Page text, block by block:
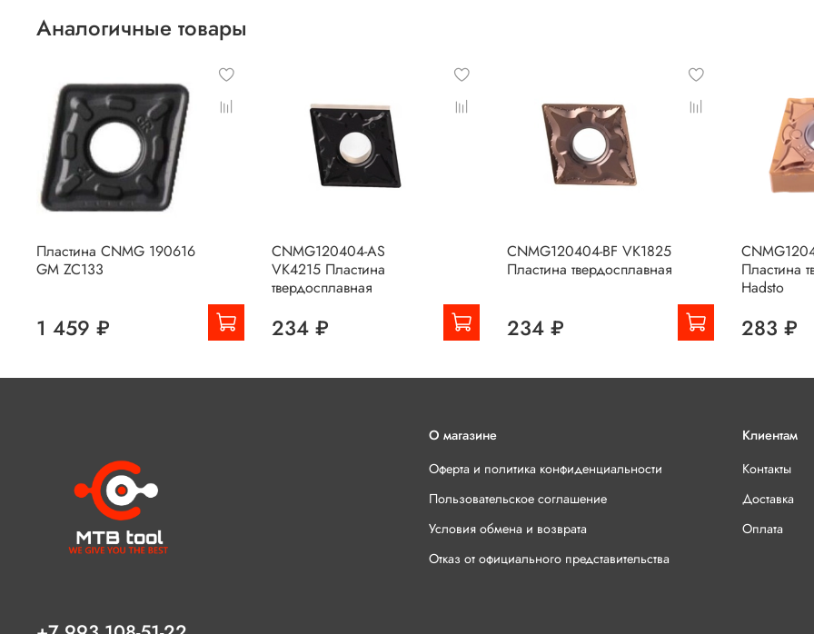
Аналогичные товары
Пластина CNMG 190616
GM ZC133
1 459 ₽
CNMG120404-AS
VK4215 Пластина
твердосплавная
234 ₽
CNMG120404-BF VK1825
Пластина твердосплавная
234 ₽
Пластина
Hadsto
283 ₽
О магазине
Оферта и политика конфиденциальности
Пользовательское соглашение
Условия обмена и возврата
Отказ от официального представительства
Клиентам
Контакты
Доставка
Оплата